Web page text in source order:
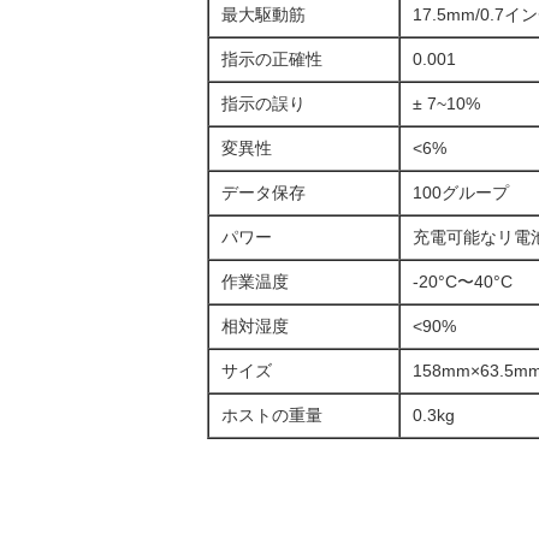
最大駆動筋 17.5mm/0.7イ
指示の正確性 0.001
指示の誤り ± 7~10%
変異性 <6%
データ保存 100グループ
パワー 充電可能なリ電
作業温度 -20°C〜40°C
相対湿度 <90%
サイズ
ホストの重量 0.3kg